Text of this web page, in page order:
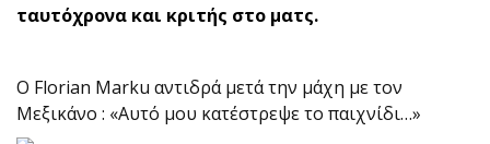
ταυτόχρονα και κριτής στο ματς.
O Florian Marku αντιδρά μετά την μάχη με τον
Μεξικάνο : «Αυτό μου κατέστρεψε το παιχνίδι…»